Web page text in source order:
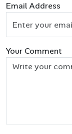
Email Address
Your Comment